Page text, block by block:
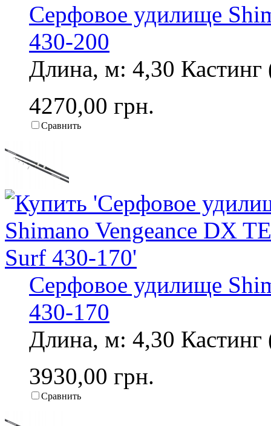
Серфовое удилище
430-200
Длина, м: 4,30 Кастинг
4270,00 грн.
Сравнить
Серфовое удилище
430-170
Длина, м: 4,30 Кастинг
3930,00 грн.
Сравнить